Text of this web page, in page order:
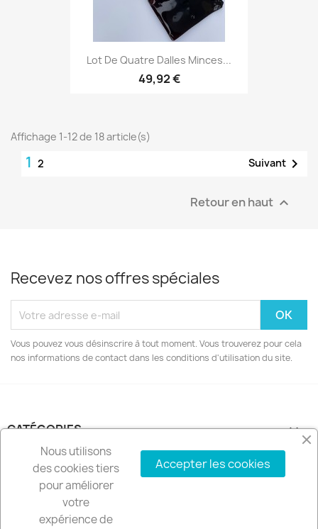
Lot De Quatre Dalles Minces...
49,92 €
Affichage 1-12 de 18 article(s)
1 2 Suivant 
Retour en haut 
Recevez nos offres spéciales
Vous pouvez vous désinscrire à tout moment. Vous trouverez pour cela
nos informations de contact dans les conditions d'utilisation du site.
CATÉGORIES 
NOTRE SOCIÉTÉ
VOTRE COMPTE
Nous utilisons
des cookies tiers
pour améliorer
votre
expérience de
Accepter les cookies